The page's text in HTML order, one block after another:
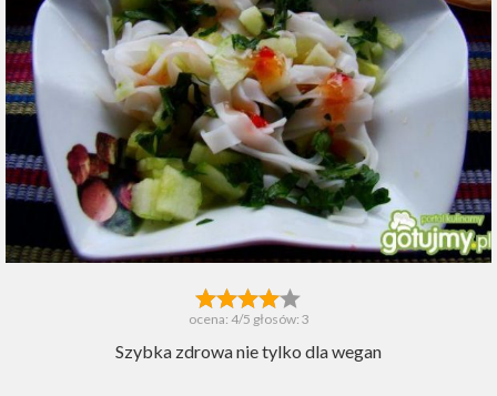
ocena: 4/5 głosów: 3
Szybka zdrowa nie tylko dla wegan